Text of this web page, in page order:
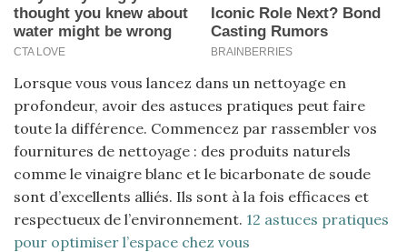
Lorsque vous vous lancez dans un nettoyage en
profondeur, avoir des astuces pratiques peut faire
toute la différence. Commencez par rassembler vos
fournitures de nettoyage : des produits naturels
comme le vinaigre blanc et le bicarbonate de soude
sont d’excellents alliés. Ils sont à la fois efficaces et
respectueux de l’environnement. 12 astuces pratiques
pour optimiser l’espace chez vous